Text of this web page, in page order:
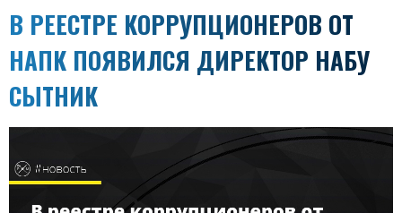
В РЕЕСТРЕ КОРРУПЦИОНЕРОВ ОТ
НАПК ПОЯВИЛСЯ ДИРЕКТОР НАБУ
СЫТНИК